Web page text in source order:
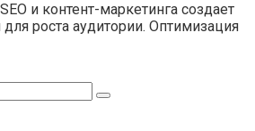
и контент-маркетинга создает
роста аудитории. Оптимизация